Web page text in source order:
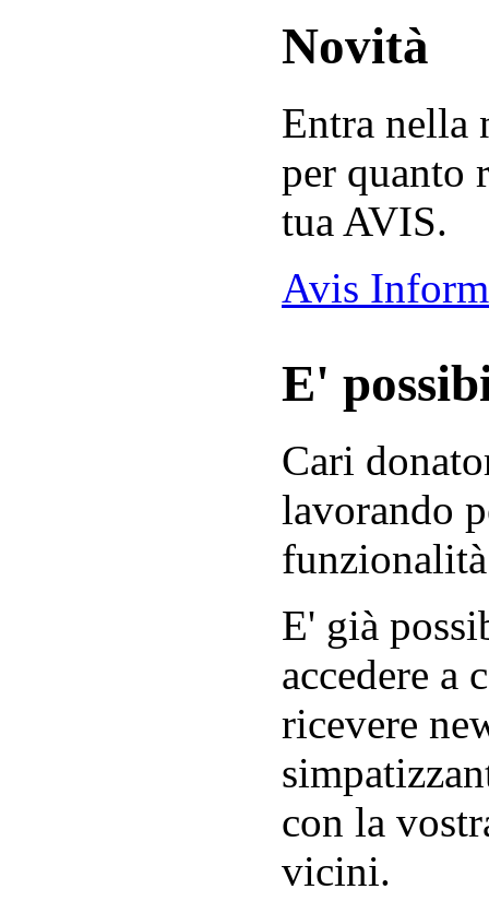
Novità
Entra nella
per quanto
tua AVIS.
Avis
E'
Cari
lavorando
E' già
accedere a
ricevere
con la
vicini.